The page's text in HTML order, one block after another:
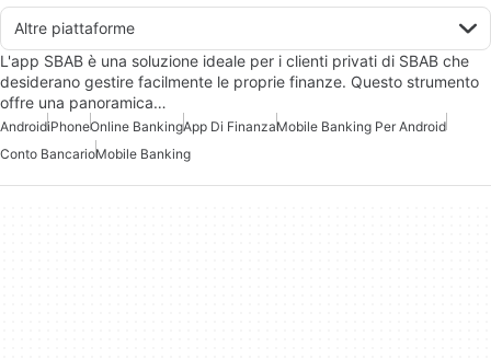
Altre piattaforme
L'app SBAB è una soluzione ideale per i clienti privati di SBAB che
desiderano gestire facilmente le proprie finanze. Questo strumento
offre una panoramica…
AndroidiPhoneOnline BankingApp Di FinanzaMobile Banking Per Android
Conto BancarioMobile Banking